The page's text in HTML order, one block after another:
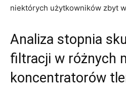
niektórych użytkowników zbyt
Analiza stopnia
filtracji w różnych
koncentratorów